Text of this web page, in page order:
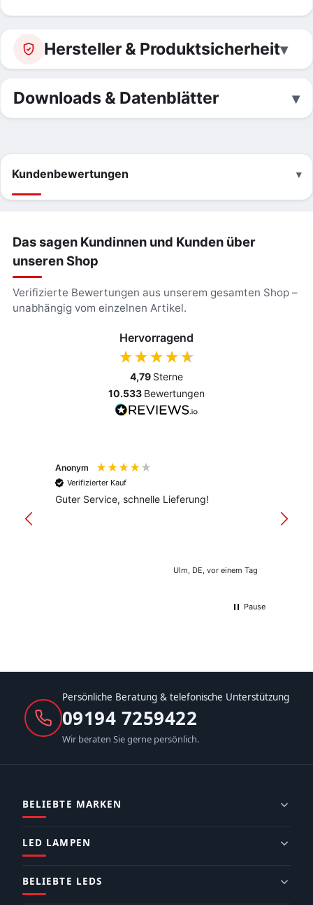
Hersteller & Produktsicherheit
Downloads & Datenblätter
Kundenbewertungen
Das sagen Kundinnen und Kunden über
unseren Shop
Verifizierte Bewertungen aus unserem gesamten Shop –
unabhängig vom einzelnen Artikel.
Hervorragend
4,79 Sterne
10.533 Bewertungen
Anonym
Verifizierter Kauf
Guter Service, schnelle Lieferung!
Ulm, DE, vor einem Tag
Pause
Persönliche Beratung & telefonische Unterstützung
09194 7259422
Wir beraten Sie gerne persönlich.
BELIEBTE MARKEN
LED LAMPEN
BELIEBTE LEDS